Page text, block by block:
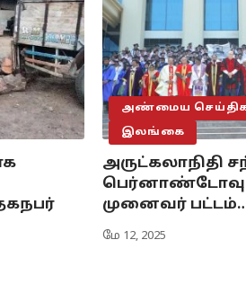
அண்மைய
இலங்கை
அருட்கலாநிதி
முனைவர்
மே 12, 2025